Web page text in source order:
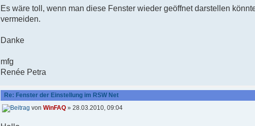
Es wäre toll, wenn man diese Fenster wieder geöffnet darstellen
vermeiden.
Danke
mfg
Renée Petra
Re: Fenster der Einstellung im RSW Net
vonWinFAQ » 28.03.2010, 09:04